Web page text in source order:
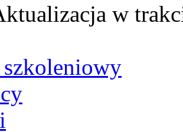
w
szkoleniowy